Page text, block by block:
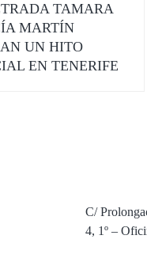
TAMARA
MARTÍN
UN HITO
EN TENERIFE
C/
4, 1º –